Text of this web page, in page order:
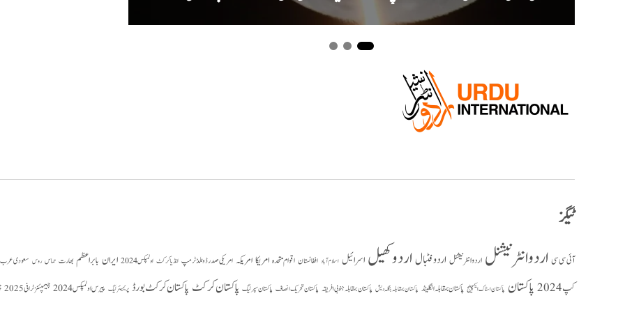
ٹیگز
آئی سی سی اردو انٹرنیشنل اردو انٹر نیشنل اردو فٹبالاردو کھیل اسرائیل اسلام آباد افغانستان اقوام متحدہ امریکاامریکہ امریکی صدر ڈونلڈ ٹرمپ انڈیا کرکٹ اولمپکس 2024 ایران بابر اعظم بھارت حماس روس سعودی عرب
کپ 2024
پاکستان پاکستان اسٹاک ایکسچینج پاکستان بمقابلہ انگلینڈ پاکستان بمقابلہ بنگلہ دیش پاکستان بمقابلہ جنوبی افریقہ پاکستان تحریک انصاف پاکستان سپر لیگ پاکستان کرکٹ پاکستان کرکٹ بورڈ پریمیئر لیگ پیرس اولمپکس 2024 چیمپئنز ٹرافی 2025